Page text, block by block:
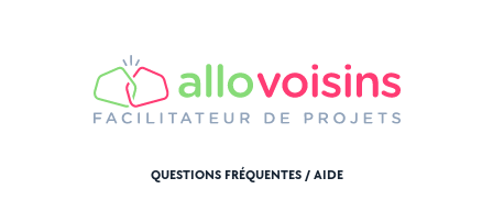
QUESTIONS FRÉQUENTES / AIDE